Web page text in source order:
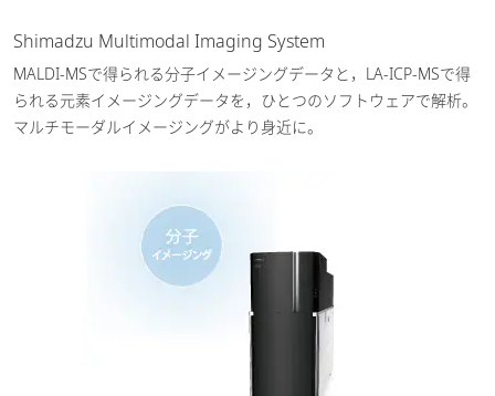
Shimadzu Multimodal Imaging System
MALDI-MSで得られる分子イメージングデータと，LA-ICP-MSで得
られる元素イメージングデータを，ひとつのソフトウェアで解析。
マルチモーダルイメージングがより身近に。